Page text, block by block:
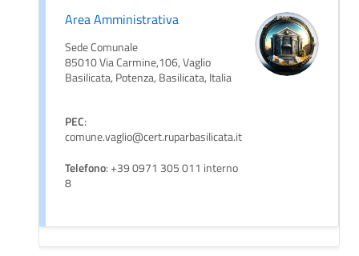
Area Amministrativa
Sede Comunale
85010 Via Carmine,106, Vaglio
Basilicata, Potenza, Basilicata, Italia
PEC:
comune.vaglio@cert.ruparbasilicata.it
Telefono: +39 0971 305 011 interno
8